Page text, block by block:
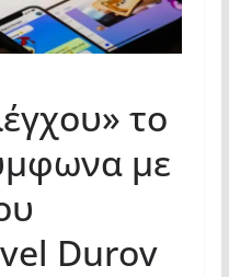
το
με
Durov